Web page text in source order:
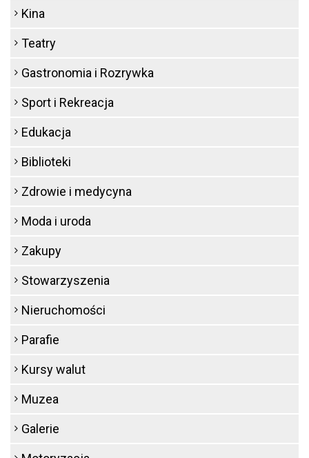
Kina
Teatry
Gastronomia i Rozrywka
Sport i Rekreacja
Edukacja
Biblioteki
Zdrowie i medycyna
Moda i uroda
Zakupy
Stowarzyszenia
Nieruchomości
Parafie
Kursy walut
Muzea
Galerie